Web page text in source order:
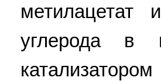
метилацетат
углерода в